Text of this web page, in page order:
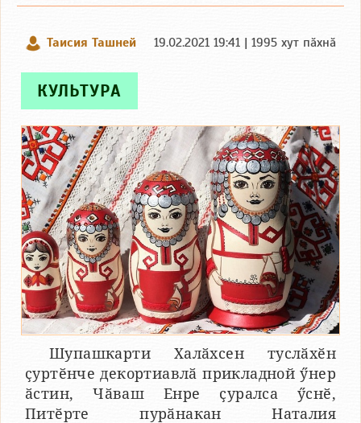
Таисия Ташней 19.02.2021 19:41 | 1995 хут пӑхнӑ
КУЛЬТУРА
Шупашкарти Халӑхсен туслӑхӗн
ҫуртӗнче декортиавлӑ прикладной ӳнер
ӑстин, Чӑваш Енре ҫуралса ӳснӗ,
Питӗрте пурӑнакан Наталия